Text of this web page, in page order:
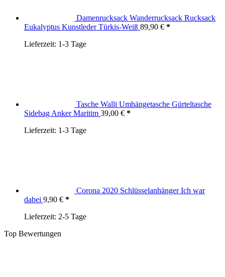
Damenrucksack Wanderrucksack Rucksack
Eukalyptus Kunstleder Türkis-Weiß 89,90 €
Lieferzeit: 1-3 Tage
Tasche Walli Umhängetasche Gürteltasche
Sidebag Anker Maritim 39,00 €
Lieferzeit: 1-3 Tage
Corona 2020 Schlüsselanhänger Ich war
dabei 9,90 €
Lieferzeit: 2-5 Tage
Top Bewertungen